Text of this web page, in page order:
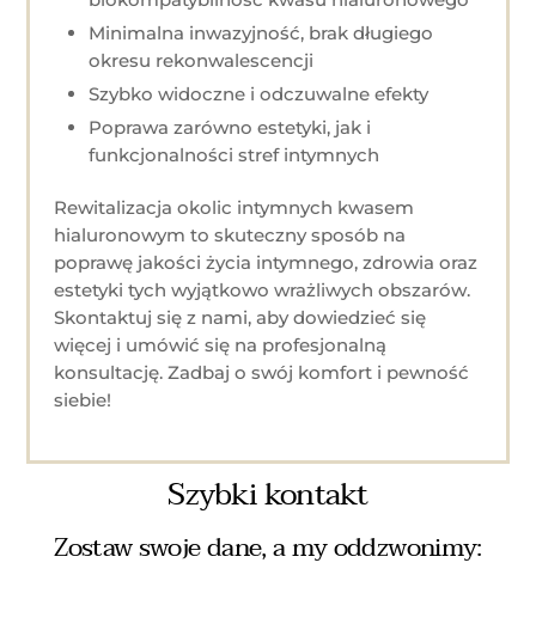
Minimalna inwazyjność, brak długiego
okresu rekonwalescencji
Szybko widoczne i odczuwalne efekty
Poprawa zarówno estetyki, jak i
funkcjonalności stref intymnych
Rewitalizacja okolic intymnych kwasem
hialuronowym to skuteczny sposób na
poprawę jakości życia intymnego, zdrowia oraz
estetyki tych wyjątkowo wrażliwych obszarów.
Skontaktuj się z nami, aby dowiedzieć się
więcej i umówić się na profesjonalną
konsultację. Zadbaj o swój komfort i pewność
siebie!
Szybki kontakt
Zostaw swoje dane, a my oddzwonimy: